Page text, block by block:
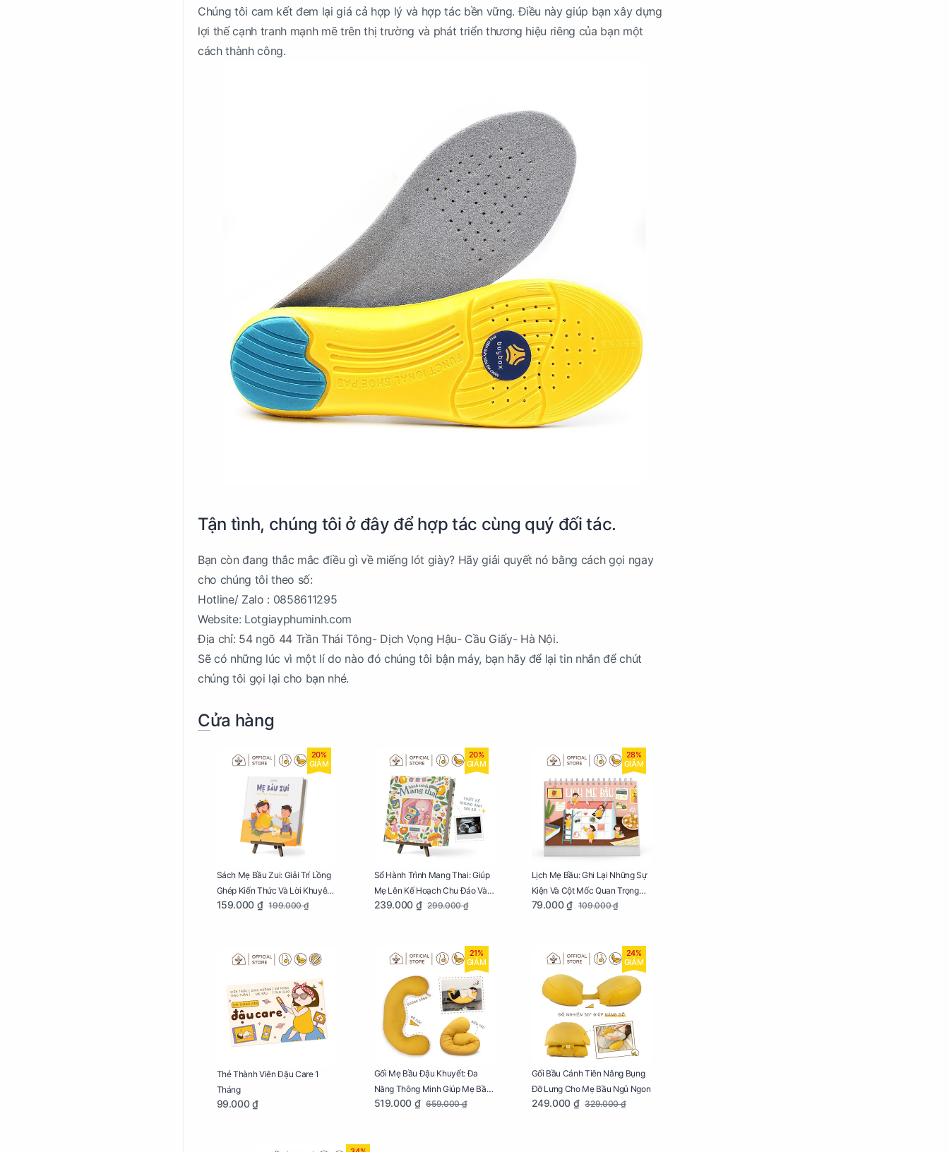
Chúng tôi cam kết đem lại giá cả hợp lý và hợp tác bền vững. Điều này giúp bạn xây dựng
lợi thế cạnh tranh mạnh mẽ trên thị trường và phát triển thương hiệu riêng của bạn một
cách thành công.
Tận tình, chúng tôi ở đây để hợp tác cùng quý đối tác.
Bạn còn đang thắc mắc điều gì về miếng lót giày? Hãy giải quyết nó bằng cách gọi ngay
cho chúng tôi theo số:
Hotline/ Zalo : 0858611295
Website: Lotgiayphuminh.com
Địa chỉ: 54 ngõ 44 Trần Thái Tông- Dịch Vọng Hậu- Cầu Giấy- Hà Nội.
Sẽ có những lúc vì một lí do nào đó chúng tôi bận máy, bạn hãy để lại tin nhắn để chút
chúng tôi gọi lại cho bạn nhé.
Cửa hàng
20%
GIẢM
Sách Mẹ Bầu Zui: Giải Trí Lồng
Ghép Kiến Thức Và Lời Khuyên
Mang Thai Bổ Ích
159.000 ₫ 199.000 ₫
20%
GIẢM
Sổ Hành Trình Mang Thai: Giúp
Mẹ Lên Kế Hoạch Chu Đáo Và
Lưu Giữ Kỷ Niệm Mang Thai
239.000 ₫ 299.000 ₫
28%
GIẢM
Lịch Mẹ Bầu: Ghi Lại Những Sự
Kiện Và Cột Mốc Quan Trọng
Của Mẹ Và Bé
79.000 ₫ 109.000 ₫
Thẻ Thành Viên Đậu Care 1
Tháng
99.000 ₫
21%
GIẢM
Gối Mẹ Bầu Đậu Khuyết: Đa
Năng Thông Minh Giúp Mẹ Bầu
Ngủ Ngon, Cho Bé Bú Sau Sinh
519.000 ₫ 659.000 ₫
24%
GIẢM
Gối Bầu Cánh Tiên Nâng Bụng
Đỡ Lưng Cho Mẹ Bầu Ngủ Ngon
249.000 ₫ 329.000 ₫